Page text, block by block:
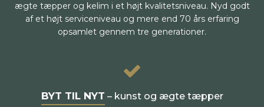
ægte tæpper og kelim i et højt kvalitetsniveau. Nyd godt
af et højt serviceniveau og mere end 70 års erfaring
opsamlet gennem tre generationer.
BYT TIL NYT – kunst og ægte tæpper